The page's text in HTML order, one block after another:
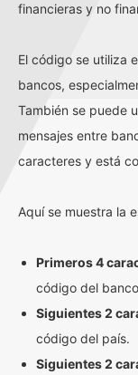
financieras y no
El código se utiliza
bancos,
También se puede
mensajes entre
caracteres y está
Aquí se muestra la
Primeros 4
código del
Siguientes 2
código del país.
Siguientes 2